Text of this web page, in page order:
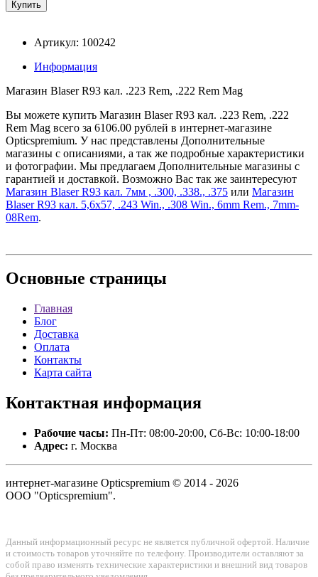
Артикул: 100242
Информация
Магазин Blaser R93 кал. .223 Rem, .222 Rem Mag
Вы можете купить Магазин Blaser R93 кал. .223 Rem, .222
Rem Mag всего за 6106.00 рублей в интернет-магазине
Opticspremium. У нас представлены Дополнительные
магазины с описаниями, а так же подробные характеристики
и фотографии. Мы предлагаем Дополнительные магазины с
гарантией и доставкой. Возможно Вас так же заинтересуют
Магазин Blaser R93 кал. 7мм , .300, .338., .375 или Магазин
Blaser R93 кал. 5,6x57, .243 Win., .308 Win., 6mm Rem., 7mm-
08Rem.
Основные страницы
Главная
Блог
Доставка
Оплата
Контакты
Карта сайта
Контактная информация
Рабочие часы: Пн-Пт: 08:00-20:00, Сб-Вс: 10:00-18:00
Адрес: г. Москва
интернет-магазине Opticspremium © 2014 - 2026
ООО "Opticspremium".
Данный информационный ресурс не является публичной офертой. Наличие
и стоимость товаров уточняйте по телефону. Производители оставляют за
собой право изменять технические характеристики и внешний вид товаров